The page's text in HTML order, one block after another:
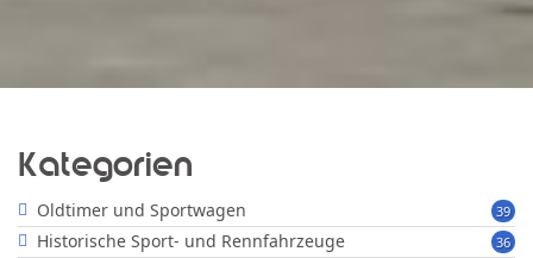
Kategorien
39
Oldtimer und Sportwagen
36
Historische Sport- und Rennfahrzeuge